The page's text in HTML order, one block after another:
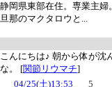
静岡県東部在住。専業主婦。
旦那のマクタロウと...
こんにちは♪ 朝から体が沈
な。 [関節リウマチ]
04/25(土)13:53
5